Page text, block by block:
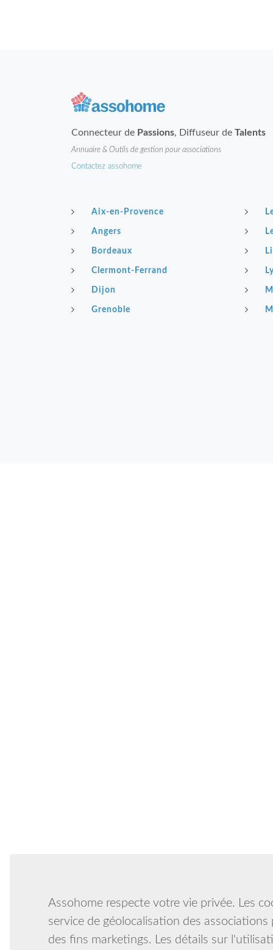
Assohome respecte votre vie privée. Les
service de géolocalisation des
des fins marketings. Les détails sur
Connecteur de Passions, Diffuseur de Talents
Annuaire & Outils de gestion pour associations
Contactez assohome
Aix-en-Provence
Angers
Bordeaux
Clermont-Ferrand
Dijon
Grenoble